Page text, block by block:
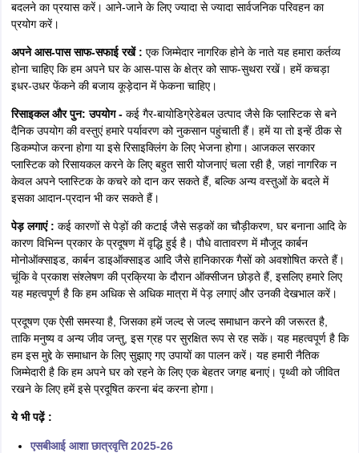
बदलने का प्रयास करें। आने-जाने के लिए ज्यादा से ज्यादा सार्वजनिक परिवहन का
प्रयोग करें।
अपने आस-पास साफ-सफाई रखें : एक जिम्मेदार नागरिक होने के नाते यह हमारा कर्तव्य
होना चाहिए कि हम अपने घर के आस-पास के क्षेत्र को साफ-सुथरा रखें। हमें कचड़ा
इधर-उधर फेंकने की बजाय कूड़ेदान में फेकना चाहिए।
रिसाइकल और पुन: उपयोग - कई गैर-बायोडिग्रेडेबल उत्पाद जैसे कि प्लास्टिक से बने
दैनिक उपयोग की वस्तुएं हमारे पर्यावरण को नुकसान पहुंचाती हैं। हमें या तो इन्हें ठीक से
डिकम्पोज करना होगा या इसे रिसाइक्लिंग के लिए भेजना होगा। आजकल सरकार
प्लास्टिक को रिसायकल करने के लिए बहुत सारी योजनाएं चला रही है, जहां नागरिक न
केवल अपने प्लास्टिक के कचरे को दान कर सकते हैं, बल्कि अन्य वस्तुओं के बदले में
इसका आदान-प्रदान भी कर सकते हैं।
पेड़ लगाएं : कई कारणों से पेड़ों की कटाई जैसे सड़कों का चौड़ीकरण, घर बनाना आदि के
कारण विभिन्न प्रकार के प्रदूषण में वृद्धि हुई है। पौधे वातावरण में मौजूद कार्बन
मोनोऑक्साइड, कार्बन डाइऑक्साइड आदि जैसे हानिकारक गैसों को अवशोषित करते हैं।
चूंकि वे प्रकाश संश्लेषण की प्रक्रिया के दौरान ऑक्सीजन छोड़ते हैं, इसलिए हमारे लिए
यह महत्वपूर्ण है कि हम अधिक से अधिक मात्रा में पेड़ लगाएं और उनकी देखभाल करें।
प्रदूषण एक ऐसी समस्या है, जिसका हमें जल्द से जल्द समाधान करने की जरूरत है,
ताकि मनुष्य व अन्य जीव जन्तु, इस ग्रह पर सुरक्षित रूप से रह सकें। यह महत्वपूर्ण है कि
हम इस मुद्दे के समाधान के लिए सुझाए गए उपायों का पालन करें। यह हमारी नैतिक
जिम्मेदारी है कि हम अपने घर को रहने के लिए एक बेहतर जगह बनाएं। पृथ्वी को जीवित
रखने के लिए हमें इसे प्रदूषित करना बंद करना होगा।
ये भी पढ़ें :
एसबीआई आशा छात्रवृत्ति 2025-26